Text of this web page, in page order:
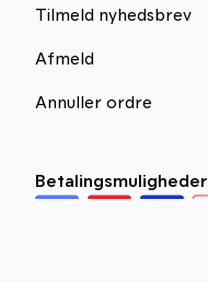
Tilmeld nyhedsbrev
Afmeld
Annuller ordre
Betalingsmuligheder